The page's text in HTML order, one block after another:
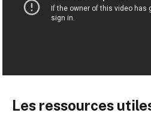
Les ressources